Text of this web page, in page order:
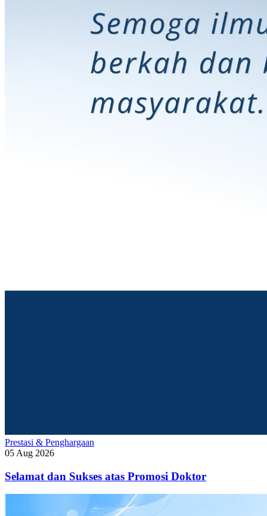
Prestasi & Penghargaan
05 Aug 2026
Selamat dan Sukses atas Promosi Doktor